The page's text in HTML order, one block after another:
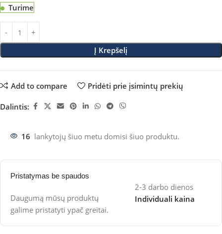
Turime
Į Krepšelį
Add to compare Pridėti prie įsimintų prekių
Dalintis:
16 lankytojų šiuo metu domisi šiuo produktu.
Pristatymas be spaudos
Daugumą mūsų produktų
galime pristatyti ypač greitai.
2-3 darbo dienos
Individuali kaina